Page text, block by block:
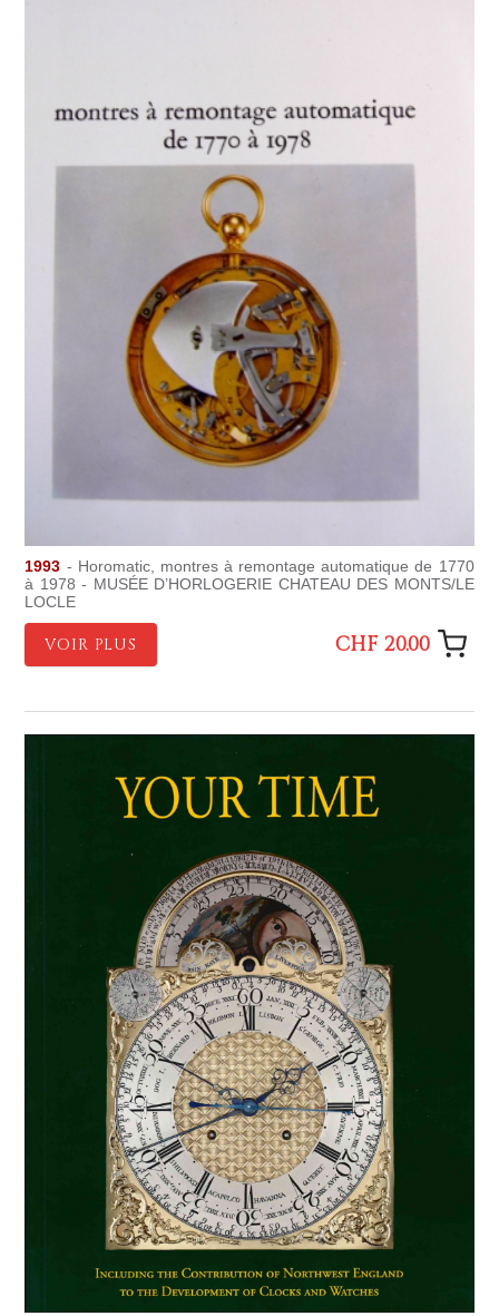
1993 - Horomatic, montres à remontage automatique de 1770
à 1978 - MUSÉE D’HORLOGERIE CHATEAU DES MONTS/LE
LOCLE
VOIR PLUS CHF 20.00